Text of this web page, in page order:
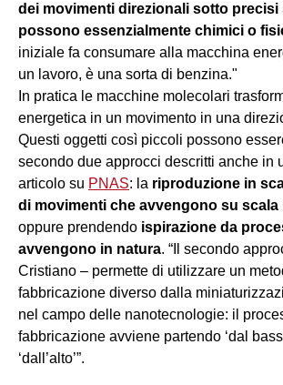
dei movimenti direzionali sotto precisi
possono essenzialmente chimici o
iniziale fa consumare alla macchina
un lavoro, è una sorta di benzina."
In pratica le macchine molecolari
energetica in un movimento in una
Questi oggetti così piccoli possono
secondo due approcci descritti anche in
articolo su PNAS: la riproduzione in
di movimenti che avvengono su
oppure prendendo ispirazione da
avvengono in natura. “Il secondo
Cristiano – permette di utilizzare un
fabbricazione diverso dalla
nel campo delle nanotecnologie: il
fabbricazione avviene partendo ‘dal
‘dall’alto’”.